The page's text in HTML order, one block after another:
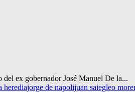
ex gobernador José Manuel De la...
herediajorge de napolijuan saiegleo